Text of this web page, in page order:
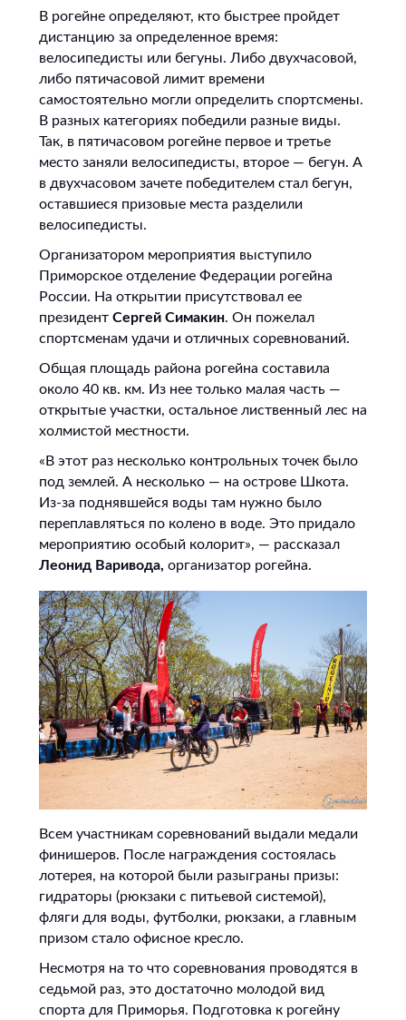
В рогейне определяют, кто быстрее пройдет
дистанцию за определенное время:
велосипедисты или бегуны. Либо двухчасовой,
либо пятичасовой лимит времени
самостоятельно могли определить спортсмены.
В разных категориях победили разные виды.
Так, в пятичасовом рогейне первое и третье
место заняли велосипедисты, второе — бегун. А
в двухчасовом зачете победителем стал бегун,
оставшиеся призовые места разделили
велосипедисты.
Организатором мероприятия выступило
Приморское отделение Федерации рогейна
России. На открытии присутствовал ее
президент Сергей Симакин. Он пожелал
спортсменам удачи и отличных соревнований.
Общая площадь района рогейна составила
около 40 кв. км. Из нее только малая часть —
открытые участки, остальное лиственный лес на
холмистой местности.
«В этот раз несколько контрольных точек было
под землей. А несколько — на острове Шкота.
Из-за поднявшейся воды там нужно было
переплавляться по колено в воде. Это придало
мероприятию особый колорит», — рассказал
Леонид Варивода, организатор рогейна.
Всем участникам соревнований выдали медали
финишеров. После награждения состоялась
лотерея, на которой были разыграны призы:
гидраторы (рюкзаки с питьевой системой),
фляги для воды, футболки, рюкзаки, а главным
призом стало офисное кресло.
Несмотря на то что соревнования проводятся в
седьмой раз, это достаточно молодой вид
спорта для Приморья. Подготовка к рогейну